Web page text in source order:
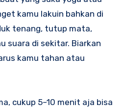
kamu lakuin bahkan di
tenang, tutup mata,
suara di sekitar. Biarkan
kamu tahan atau
cukup 5–10 menit aja bisa